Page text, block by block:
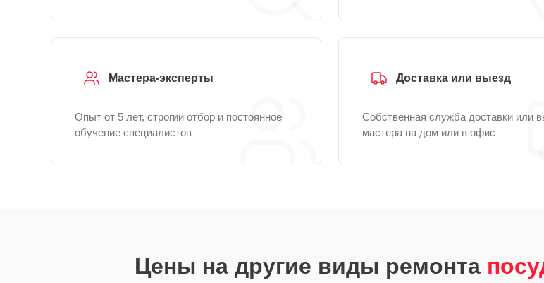
Мастера-эксперты
Опыт от 5 лет, строгий отбор и постоянное
обучение специалистов
Доставка или выезд
Собственная служба доставки или
мастера на дом или в офис
Цены на другие виды ремонта